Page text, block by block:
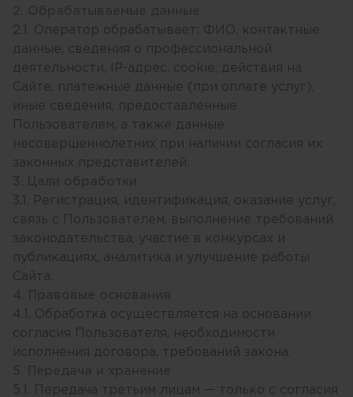
2.1. Оператор обрабатывает: ФИО, контактные
данные, сведения о профессиональной
деятельности, IP-адрес, cookie, действия на
Сайте, платежные данные (при оплате услуг),
иные сведения, предоставленные
Пользователем, а также данные
несовершеннолетних при наличии согласия их
законных представителей.
3.1. Регистрация, идентификация, оказание услуг,
связь с Пользователем, выполнение требований
законодательства, участие в конкурсах и
публикациях, аналитика и улучшение работы
Сайта.
4.1. Обработка осуществляется на основании
согласия Пользователя, необходимости
исполнения договора, требований закона.
5.1. Передача третьим лицам — только с согласия